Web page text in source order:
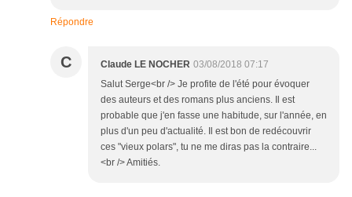
Répondre
C Claude LE NOCHER 03/08/2018 07:17
Salut Serge<br /> Je profite de l'été pour évoquer
des auteurs et des romans plus anciens. Il est
probable que j'en fasse une habitude, sur l'année, en
plus d'un peu d'actualité. Il est bon de redécouvrir
ces "vieux polars", tu ne me diras pas la contraire...
<br /> Amitiés.